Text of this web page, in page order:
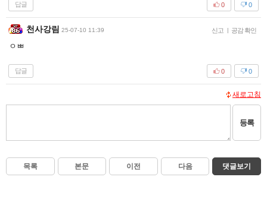
답글 0
0
천사강림 25-07-10 11:39 신고 공감 확인
ㅇㅃ
답글 0
0
새로고침
등록
목록 본문 이전 다음 댓글보기